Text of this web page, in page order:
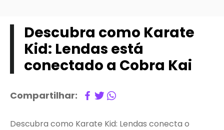
Descubra como Karate
Kid: Lendas está
conectado a Cobra Kai
Compartilhar:
Descubra como Karate Kid: Lendas conecta o